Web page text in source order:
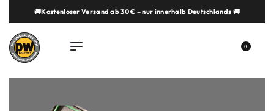
springen🚚Kostenloser Versand ab 30 € – nur innerhalb Deutschlands 🚚
0